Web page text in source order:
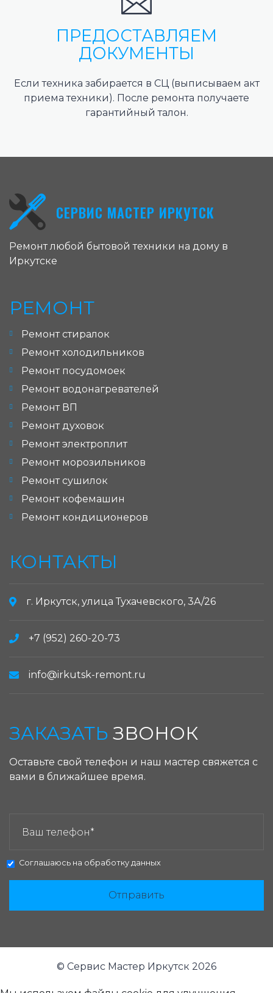
ПРЕДОСТАВЛЯЕМ
ДОКУМЕНТЫ
Если техника забирается в СЦ (выписываем акт
приема техники). После ремонта получаете
гарантийный талон.
СЕРВИС МАСТЕР ИРКУТСК
Ремонт любой бытовой техники на дому в
Иркутске
РЕМОНТ
Ремонт стиралок
Ремонт холодильников
Ремонт посудомоек
Ремонт водонагревателей
Ремонт ВП
Ремонт духовок
Ремонт электроплит
Ремонт морозильников
Ремонт сушилок
Ремонт кофемашин
Ремонт кондиционеров
КОНТАКТЫ
г. Иркутск, улица Тухачевского, 3А/26
+7 (952) 260-20-73
info@irkutsk-remont.ru
ЗАКАЗАТЬ ЗВОНОК
Оставьте свой телефон и наш мастер свяжется с
вами в ближайшее время.
Соглашаюсь на обработку данных
Отправить
© Сервис Мастер Иркутск 2026